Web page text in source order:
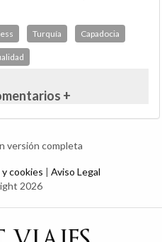
Turquía Capadocia
+
versión completa
cookies | Aviso Legal
2026